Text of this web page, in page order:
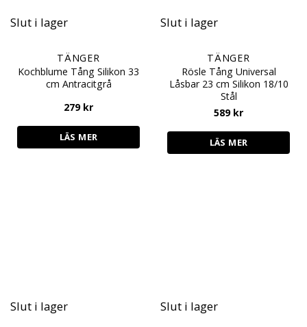
Slut i lager
TÄNGER
Kochblume Tång Silikon 33
cm Antracitgrå
279 kr
LÄS MER
Slut i lager
TÄNGER
Rösle Tång Universal
Låsbar 23 cm Silikon 18/10
Stål
589 kr
LÄS MER
Slut i lager Slut i lager